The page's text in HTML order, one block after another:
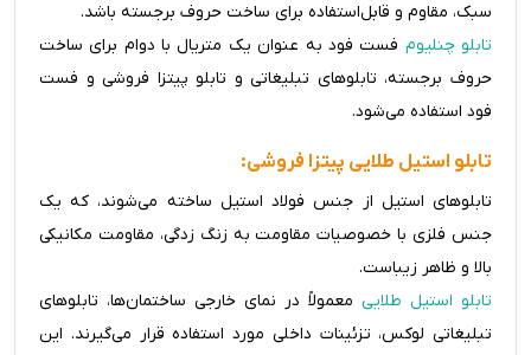
سبک، مقاوم و قابل‌استفاده برای ساخت حروف برجسته باشد.
تابلو چنلیوم فست فود به عنوان یک متریال با دوام برای ساخت
حروف برجسته، تابلوهای تبلیغاتی و تابلو پیتزا فروشی و فست
فود استفاده می‌شود.
تابلو استیل طلایی پیتزا فروشی:
تابلوهای استیل از جنس فولاد استیل ساخته می‌شوند، که یک
جنس فلزی با خصوصیات مقاومت به زنگ زدگی، مقاومت مکانیکی
بالا و ظاهر زیباست.
تابلو استیل طلایی معمولاً در نمای خارجی ساختمان‌ها، تابلوهای
تبلیغاتی لوکس، تزئینات داخلی مورد استفاده قرار می‌گیرند. این